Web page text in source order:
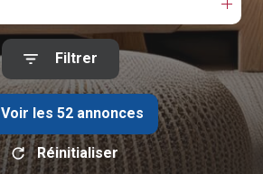
Filtrer
Voir les 52 annonces
Réinitialiser